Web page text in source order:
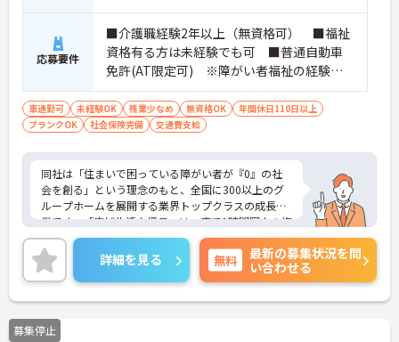
備」により現場の負担が大幅に軽減されています。
ご利用者様の安全性はもちろん、働くスタッフにと
っても身体的負担が少なく、高いモチベーションを
保って業務に集中できます。
応募要件
■介護職経験2年以上（無資格可） ■福祉
資格有る方は未経験でも可 ■普通自動車
免許(AT限定可) ※障がい者福祉の経験は
不問です。※実務経験2年以上の方、障がい
者福祉に関する経験をお持ちの方大歓迎
車通勤可 未経験OK 残業少なめ 無資格OK
年間休日110日以上
ブランクOK
社会保険完備 交通費支給
同社は「住まいで困っている障がい者が『0』の社
会を創る」という理念のもと、全国に300以上のグ
ループホームを展開する業界トップクラスの成長企
業です。「広域生活支援員」は、車で1時間圏内の複
数施設を横断的に担当し、現場支援とパートスタッ
フのサポートを行うハイクラスなポジションです。
最新設備とバリアフリーが完備され、スタッフの身
体的負担が少なく、広域手当5万円が付与されるこ
とで高い給与水準を実現しています。年間休日114
日の確保や、献立・レシピの完全標準化による業務
効率化など、ワークライフバランスを保ちながら定
詳細を見る 無料
最新の募集状況を問
い合わせる
募集停止